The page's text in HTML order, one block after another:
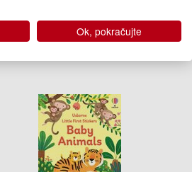
Dodanie do 21 dní
Ok, pokračujte